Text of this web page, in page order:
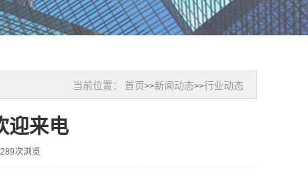
当前位置： 首页>>新闻动态>>行业动态
迎来电
289次浏览